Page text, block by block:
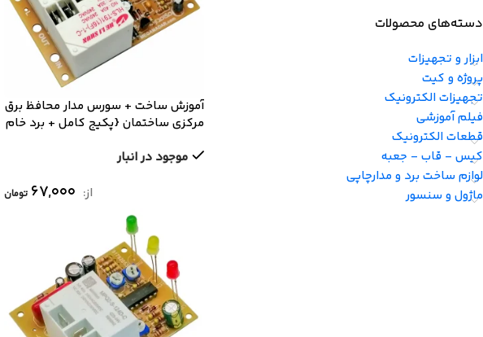
دسته‌های محصولات
ابزار و تجهیزات
پروژه و کیت
تجهیزات الکترونیک
فیلم آموزشی
قطعات الکترونیک
کیس - قاب - جعبه
لوازم ساخت برد و مدارچاپی
ماژول و سنسور
آموزش ساخت + سورس مدار محافظ برق
مرکزی ساختمان {پکیج کامل + برد خام
موجود در انبار
از: ۶۷,۰۰۰ تومان